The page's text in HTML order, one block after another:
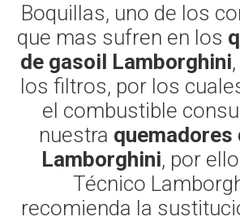
Boquillas, uno de los
que mas sufren en los
de gasoil Lamborghini
los filtros, por los
el combustible
nuestra quemadores
Lamborghini, por
Técnico
recomienda la